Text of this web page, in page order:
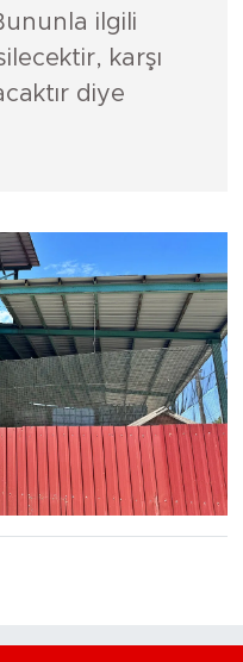
ilgili
karşı
diye